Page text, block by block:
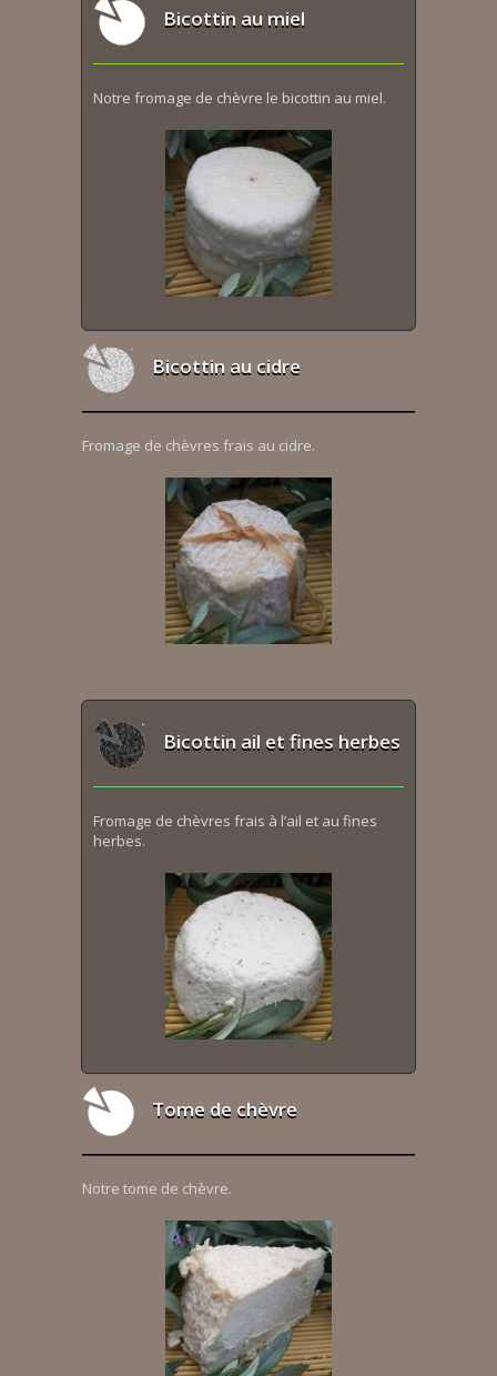
Bicottin au miel
Notre fromage de chèvre le bicottin au miel.
Bicottin au cidre
Fromage de chèvres frais au cidre.
Bicottin ail et fines herbes
Fromage de chèvres frais à l’ail et au fines
herbes.
Tome de chèvre
Notre tome de chèvre.